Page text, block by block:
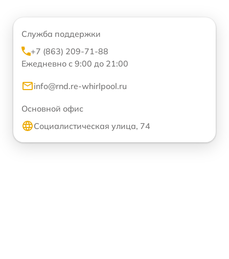
Служба поддержки
+7 (863) 209-71-88
Ежедневно с 9:00 до 21:00
info@rnd.re-whirlpool.ru
Основной офис
Социалистическая улица, 74